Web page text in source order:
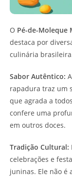
O Pé-de-Moleque
destaca por
culinária
Sabor Autêntico:
rapadura traz um
que agrada a
confere uma
em outros doces.
Tradição Cultural:
celebrações e
juninas. Ele não é